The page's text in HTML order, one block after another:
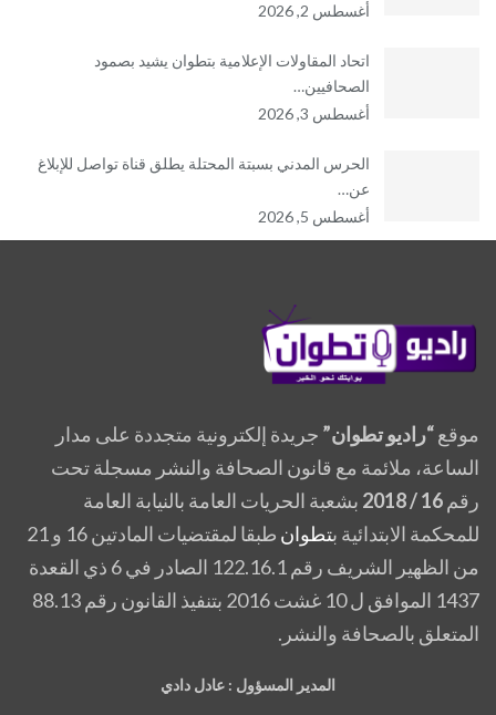
أغسطس 2, 2026
اتحاد المقاولات الإعلامية بتطوان يشيد بصمود
الصحافيين…
أغسطس 3, 2026
الحرس المدني بسبتة المحتلة يطلق قناة تواصل للإبلاغ
عن…
أغسطس 5, 2026
موقع“راديو تطوان” جريدة إلكترونية متجددة على مدار
الساعة، ملائمة مع قانون الصحافة والنشر مسجلة تحت
رقم 16 / 2018
بشعبة الحريات العامة بالنيابة العامة
للمحكمة الابتدائية بتطوان
طبقا لمقتضيات المادتين 16 و 21
من الظهير الشريف رقم 122.16.1 الصادر في 6 ذي القعدة
1437 الموافق ل 10 غشت 2016 بتنفيذ القانون رقم 88.13
المتعلق بالصحافة والنشر.
المدير المسؤول : عادل دادي